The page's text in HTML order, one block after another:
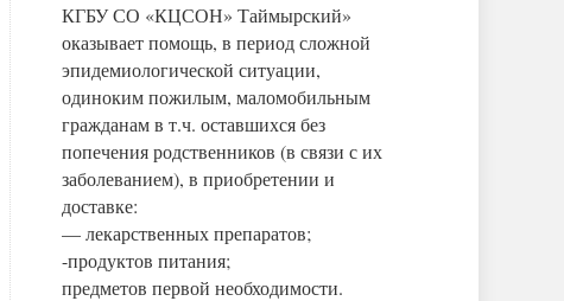
КГБУ СО «КЦСОН» Таймырский»
оказывает помощь, в период сложной
эпидемиологической ситуации,
одиноким пожилым, маломобильным
гражданам в т.ч. оставшихся без
попечения родственников (в связи с их
заболеванием), в приобретении и
доставке:
— лекарственных препаратов;
-продуктов питания;
предметов первой необходимости.